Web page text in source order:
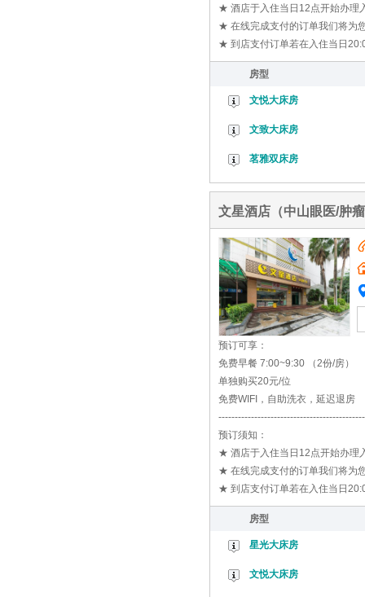
★ 酒店于入住当日12点开始办理
★ 在线完成支付的订单我们将为
★ 到店支付订单若在入住当日
房型
文悦大床房
文致大床房
茗雅双床房
文星酒店（中山眼医/肿
预订可享：
免费早餐 7:00~9:30 （2份/房）
单独购买20元/位
免费WIFI，自助洗衣，延迟退房
预订须知：
★ 酒店于入住当日12点开始办理
★ 在线完成支付的订单我们将为
★ 到店支付订单若在入住当日
房型
星光大床房
文悦大床房